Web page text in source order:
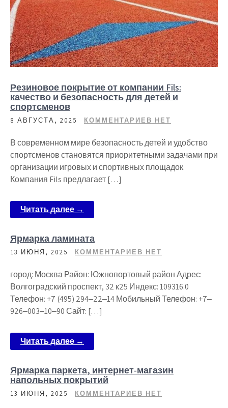
Резиновое покрытие от компании Fils:
качество и безопасность для детей и
спортсменов
8 АВГУСТА, 2025 КОММЕНТАРИЕВ НЕТ
В современном мире безопасность детей и удобство
спортсменов становятся приоритетными задачами при
организации игровых и спортивных площадок.
Компания Fils предлагает […]
Читать далее →
Ярмарка ламината
13 ИЮНЯ, 2025 КОММЕНТАРИЕВ НЕТ
город: Москва Район: Южнопортовый район Адрес:
Волгоградский проспект, 32 к25 Индекс: 109316.0
Телефон: +7 (495) 294‒22‒14 Мобильный Телефон: +7‒
926‒003‒10‒90 Сайт: […]
Читать далее →
Ярмарка паркета, интернет-магазин
напольных покрытий
13 ИЮНЯ, 2025 КОММЕНТАРИЕВ НЕТ